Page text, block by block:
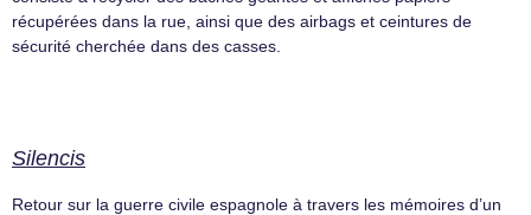
récupérées dans la rue, ainsi que des airbags et ceintures de
sécurité cherchée dans des casses.
Silencis
Retour sur la guerre civile espagnole à travers les mémoires d’un